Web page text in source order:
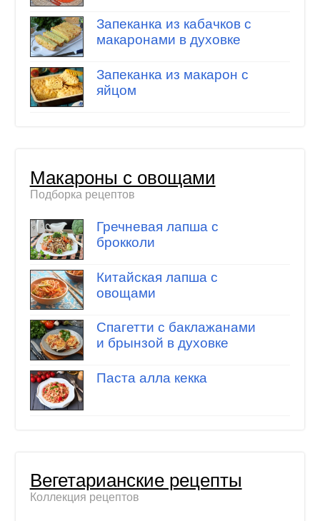
Запеканка из кабачков с
макаронами в духовке
Запеканка из макарон с
яйцом
Макароны с овощами
Подборка рецептов
Гречневая лапша с
брокколи
Китайская лапша с
овощами
Спагетти с баклажанами
и брынзой в духовке
Паста алла кекка
Вегетарианские рецепты
Коллекция рецептов